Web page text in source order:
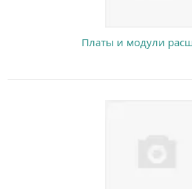
Платы и модули